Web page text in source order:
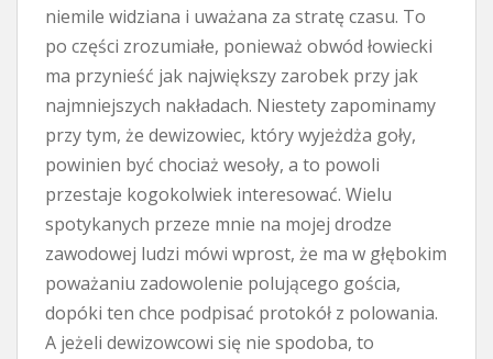
niemile widziana i uważana za stratę czasu. To
po części zrozumiałe, ponieważ obwód łowiecki
ma przynieść jak największy zarobek przy jak
najmniejszych nakładach. Niestety zapominamy
przy tym, że dewizowiec, który wyjeżdża goły,
powinien być chociaż wesoły, a to powoli
przestaje kogokolwiek interesować. Wielu
spotykanych przeze mnie na mojej drodze
zawodowej ludzi mówi wprost, że ma w głębokim
poważaniu zadowolenie polującego gościa,
dopóki ten chce podpisać protokół z polowania.
A jeżeli dewizowcowi się nie spodoba, to